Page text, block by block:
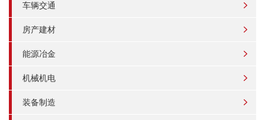
车辆交通
房产建材
能源冶金
机械机电
装备制造